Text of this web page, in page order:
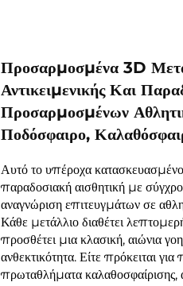
Προσαρμοσμένα 3D
Αντικειμενικής Και
Προσαρμοσμένων
Ποδόσφαιρο,
Αυτό το υπέροχα
παραδοσιακή αισθητική με
αναγνώριση επιτευγμάτων σε
Κάθε μετάλλιο διαθέτει
προσθέτει μια κλασική, αιώνια
ανθεκτικότητα. Είτε πρόκειται
πρωταθλήματα καλαθοσφαίρισης,